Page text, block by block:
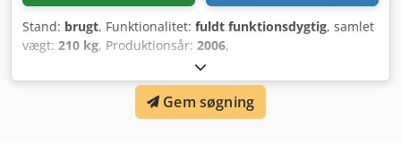
Stand: brugt, Funktionalitet: fuldt funktionsdygtig, samlet
vægt: 210 kg, Produktionsår: 2006,
31006
monteringsplade til hydraulikhammer Credpfx
Gem søgning